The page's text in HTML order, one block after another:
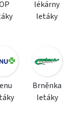
lékárny
letáky
Brněnka
letáky